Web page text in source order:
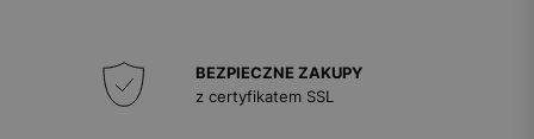
BEZPIECZNE ZAKUPY
z certyfikatem SSL